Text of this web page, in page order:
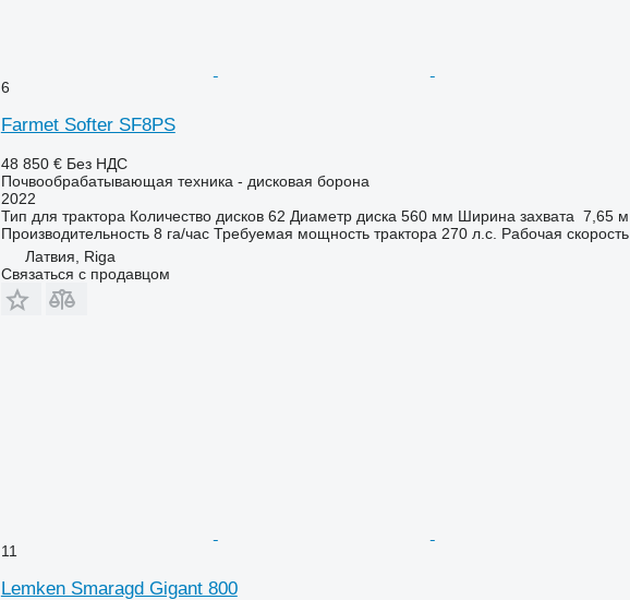
6
Farmet Softer SF8PS
48 850 € Без НДС
Почвообрабатывающая техника - дисковая борона
2022
Тип для трактора Количество дисков 62 Диаметр диска 560 мм Ширина захвата 7,65 м
Производительность 8 га/час Требуемая мощность трактора 270 л.с. Рабочая скорость
Латвия, Riga
Связаться с продавцом
11
Lemken Smaragd Gigant 800